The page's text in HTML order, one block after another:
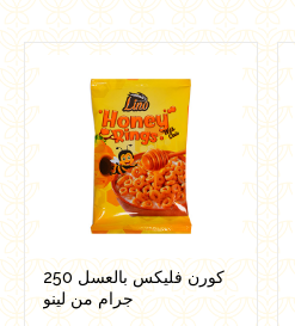
كورن فليكس بالعسل 250
جرام من لينو